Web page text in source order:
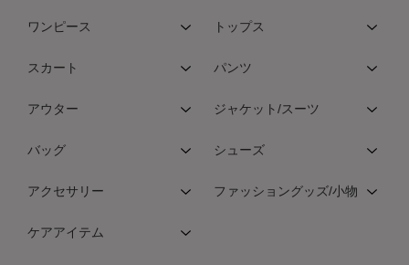
ワンピース トップス
スカート パンツ
アウター ジャケット/スーツ
バッグ シューズ
アクセサリー ファッショングッズ/小物
ケアアイテム